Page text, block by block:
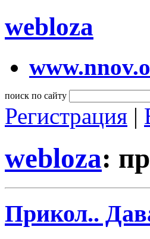
webloza
поиск по сайту
Регистрация |
webloza:
Прикол..